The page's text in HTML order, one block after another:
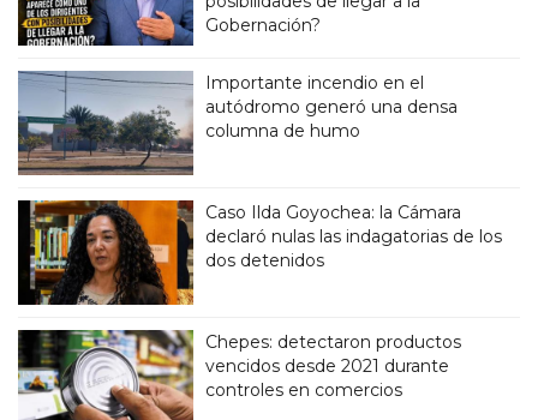
Gobernación?
Importante incendio en el
autódromo generó una densa
columna de humo
Caso Ilda Goyochea: la Cámara
declaró nulas las indagatorias de los
dos detenidos
Chepes: detectaron productos
vencidos desde 2021 durante
controles en comercios